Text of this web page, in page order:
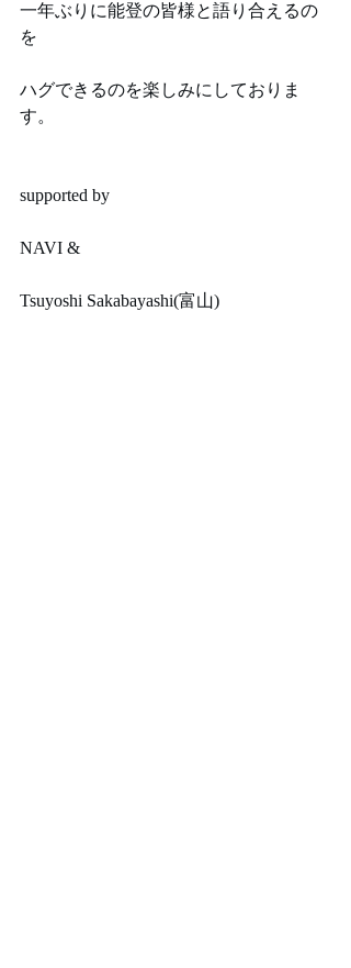
一年ぶりに能登の皆様と語り合えるの
を
ハグできるのを楽しみにしておりま
す。
supported by
NAVI &
Tsuyoshi Sakabayashi(富山)